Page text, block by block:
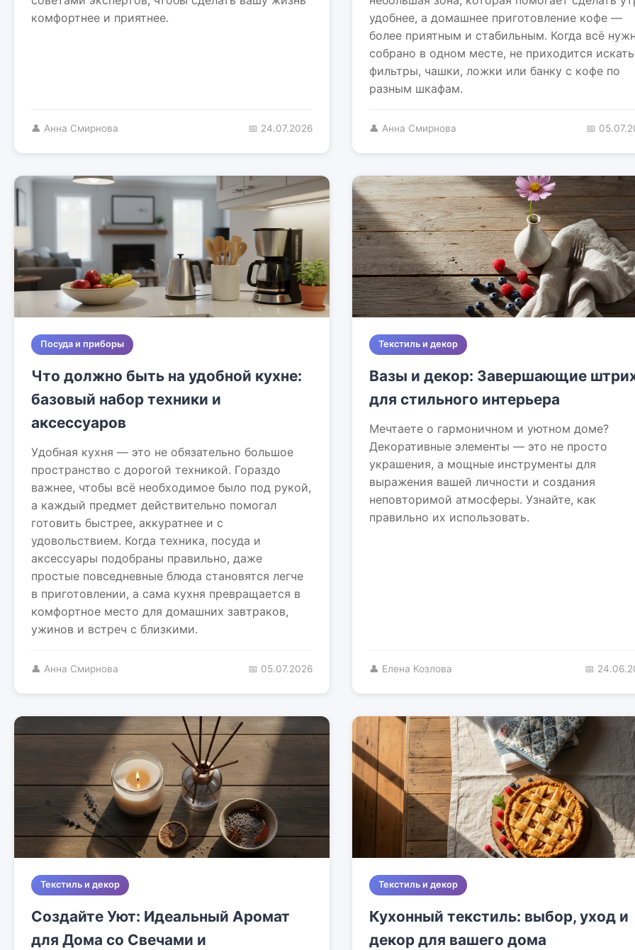
комфортнее и приятнее.
👤 Анна Смирнова 📅 24.07.2026
удобнее, а домашнее приготовление кофе —
более приятным и стабильным. Когда всё
собрано в одном месте, не приходится искать
фильтры, чашки, ложки или банку с кофе по
разным шкафам.
👤 Анна Смирнова 📅
Посуда и приборы
Что должно быть на удобной кухне:
базовый набор техники и
аксессуаров
Удобная кухня — это не обязательно большое
пространство с дорогой техникой. Гораздо
важнее, чтобы всё необходимое было под рукой,
а каждый предмет действительно помогал
готовить быстрее, аккуратнее и с
удовольствием. Когда техника, посуда и
аксессуары подобраны правильно, даже
простые повседневные блюда становятся легче
в приготовлении, а сама кухня превращается в
комфортное место для домашних завтраков,
ужинов и встреч с близкими.
👤 Анна Смирнова 📅 05.07.2026
Текстиль и декор
Вазы и декор: Завершающие
для стильного интерьера
Мечтаете о гармоничном и уютном доме?
Декоративные элементы — это не просто
украшения, а мощные инструменты для
выражения вашей личности и создания
неповторимой атмосферы. Узнайте, как
правильно их использовать.
👤 Елена Козлова 📅
Текстиль и декор
Создайте Уют: Идеальный Аромат
для Дома со Свечами и
Текстиль и декор
Кухонный текстиль: выбор, уход и
декор для вашего дома